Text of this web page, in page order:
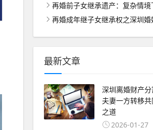
再婚前子女继承遗产：复杂情境下的深圳婚
再婚成年继子女继承权之深圳
最新文章
深圳离婚财产
夫妻一方转移
之道
2026-01-27